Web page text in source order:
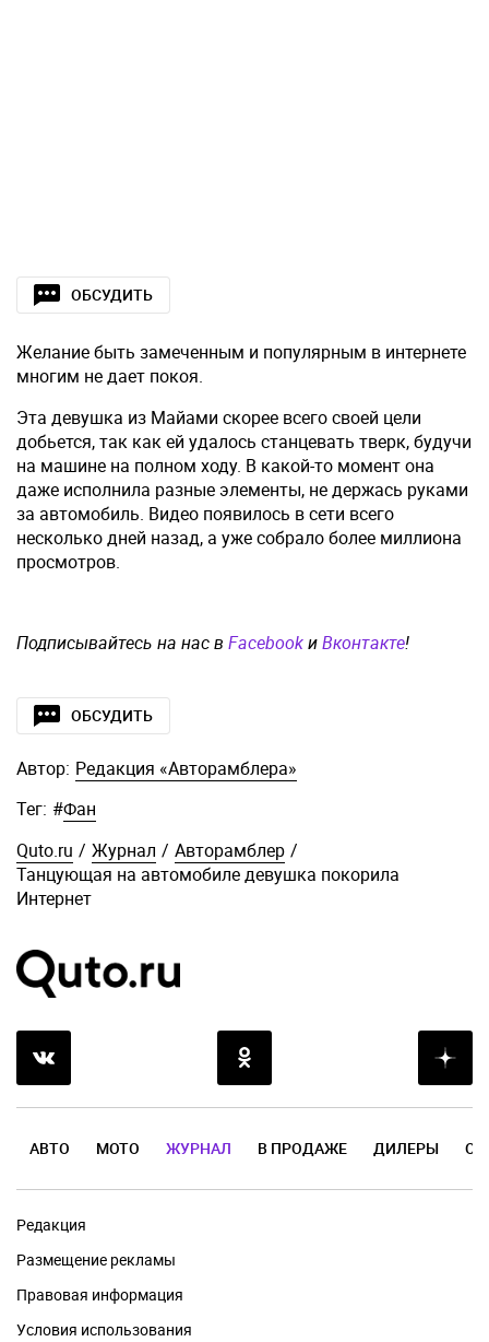
ОБСУДИТЬ
Желание быть замеченным и популярным в интернете
многим не дает покоя.
Эта девушка из Майами скорее всего своей цели
добьется, так как ей удалось станцевать тверк, будучи
на машине на полном ходу. В какой-то момент она
даже исполнила разные элементы, не держась руками
за автомобиль. Видео появилось в сети всего
несколько дней назад, а уже собрало более миллиона
просмотров.
Подписывайтесь на нас в FacebookиВконтакте!
ОБСУДИТЬ
Автор: Редакция «Авторамблера»
Тег: #Фан
Quto.ru / Журнал / Авторамблер /
Танцующая на автомобиле девушка покорила
Интернет
АВТО МОТО ЖУРНАЛ В ПРОДАЖЕ ДИЛЕРЫ
Редакция
Размещение рекламы
Правовая информация
Условия использования